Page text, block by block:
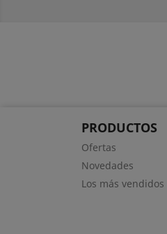
PRODUCTOS
Ofertas
Novedades
Los más vendidos